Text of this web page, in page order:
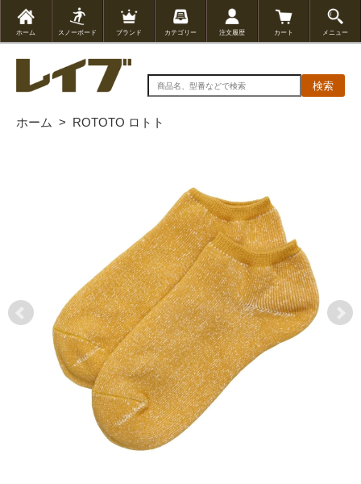
ホーム スノーボード ブランド カテゴリー 注文履歴 カート メニュー
検索
ホーム > ROTOTO ロトト